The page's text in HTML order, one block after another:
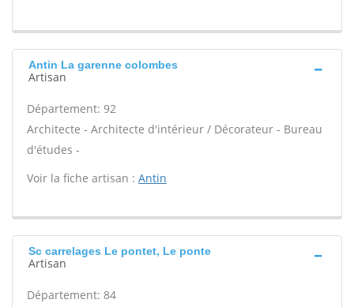
Antin La garenne colombes
Artisan
Département: 92
Architecte - Architecte d'intérieur / Décorateur - Bureau
d'études -
Voir la fiche artisan : Antin
Sc carrelages Le pontet, Le ponte
Artisan
Département: 84